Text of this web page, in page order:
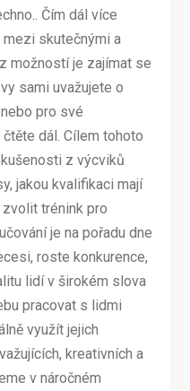
Čím dál více
skutečnými a
možností je zajímat se
sami uvažujete o
pro své
dál. Cílem tohoto
z výcviků
jakou kvalifikaci mají
trénink pro
je na pořadu dne
roste konkurence,
lidí v širokém slova
pracovat s lidmi
využít jejich
kreativních a
v náročném